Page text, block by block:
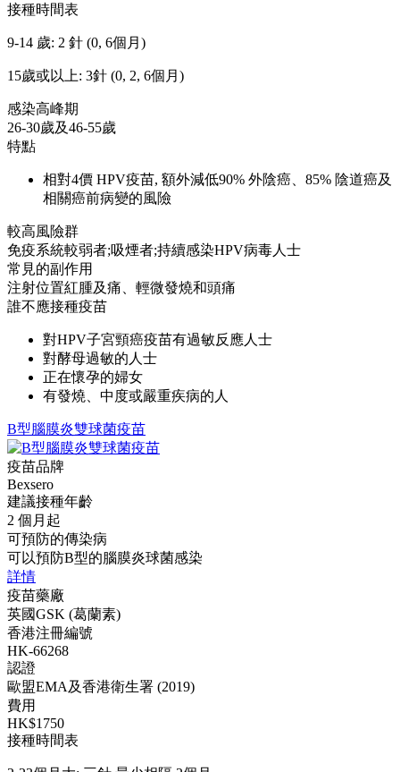
接種時間表
9-14 歲: 2 針 (0, 6個月)
15歲或以上: 3針 (0, 2, 6個月)
感染高峰期
26-30歲及46-55歲
特點
相對4價 HPV疫苗, 額外減低90% 外陰癌、85% 陰道癌及
相關癌前病變的風險
較高風險群
免疫系統較弱者;吸煙者;持續感染HPV病毒人士
常見的副作用
注射位置紅腫及痛、輕微發燒和頭痛
誰不應接種疫苗
對HPV子宮頸癌疫苗有過敏反應人士
對酵母過敏的人士
正在懷孕的婦女
有發燒、中度或嚴重疾病的人
B型腦膜炎雙球菌疫苗
疫苗品牌
Bexsero
建議接種年齡
2 個月起
可預防的傳染病
可以預防B型的腦膜炎球菌感染
詳情
疫苗藥廠
英國GSK (葛蘭素)
香港注冊編號
HK-66268
認證
歐盟EMA及香港衛生署 (2019)
費用
HK$1750
接種時間表